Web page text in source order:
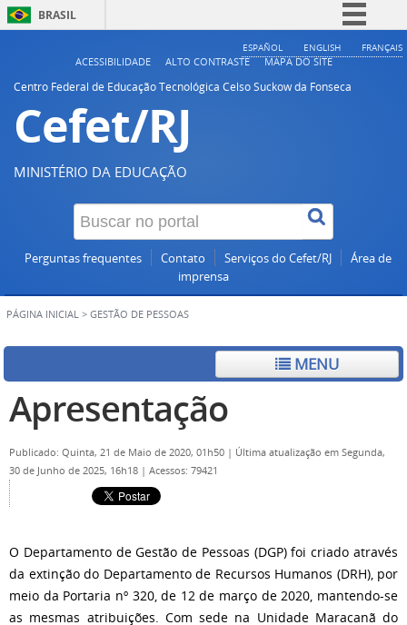
BRASIL
Simplifique!
ESPAÑOL ENGLISH FRANÇAIS
ACESSIBILIDADE ALTO CONTRASTE
MAPA DO SITE
Centro Federal de Educação Tecnológica Celso Suckow da Fonseca
Cefet/RJ
MINISTÉRIO DA EDUCAÇÃO
Perguntas frequentes Contato Serviços do Cefet/RJ
Área de
imprensa
PÁGINA INICIAL > GESTÃO DE PESSOAS
MENU
Apresentação
Publicado: Quinta, 21 de Maio de 2020, 01h50 | Última atualização em Segunda,
30 de Junho de 2025, 16h18 | Acessos: 79421
O Departamento de Gestão de Pessoas (DGP) foi criado através
da extinção do Departamento de Recursos Humanos (DRH), por
meio da Portaria nº 320, de 12 de março de 2020, mantendo-se
as mesmas atribuições. Com sede na Unidade Maracanã do